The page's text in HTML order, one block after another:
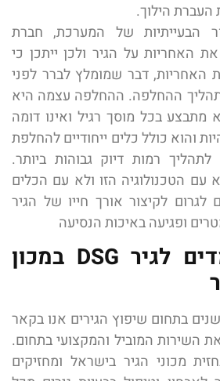
העברת הילוך.
הבעייתיות של המערכת, חברת
האחריות על הגיר ולכן ייתכן כי
האחריות,דבר שמומלץ לברר לפני
ההחלפה. ההחלפה עצמה היא
מתבצע בכל מוסך רגיל ואינו דומה
והוא כולל כלים ייחודיים להחלפת
רמות דיוק גבוהות ביותר.
עם הטכנולוגיה הזו ולא עם הכלים
לגרום לקיצור אורך חייו של הגיר
ופגיעה באיכות הנסיעה
החלפת מצמדים לגיר DSG במכון
בתחום שיפוץ הגירים אנו בקאר
השירות המוביל והמקצועי בתחום.
מכוני הגיר בישראל ומחזיקים